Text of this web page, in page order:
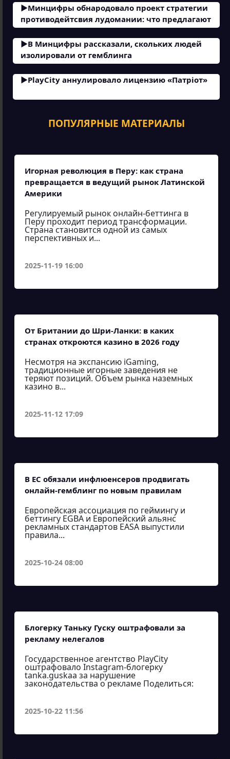
Минцифры обнародовало проект стратегии
противодейтсвия лудомании: что предлагают
В Минцифры рассказали, скольких людей
изолировали от гемблинга
PlayCity аннулировало лицензию «Патріот»
ПОПУЛЯРНЫЕ МАТЕРИАЛЫ
Игорная революция в Перу: как страна
превращается в ведущий рынок Латинской
Америки
Регулируемый рынок онлайн-беттинга в
Перу проходит период трансформации.
Страна становится одной из самых
перспективных и...
2025-11-19 16:00
От Британии до Шри-Ланки: в каких
странах откроются казино в 2026 году
Несмотря на экспансию iGaming,
традиционные игорные заведения не
теряют позиций. Объем рынка наземных
казино в...
2025-11-12 17:09
В ЕС обязали инфлюенсеров продвигать
онлайн-гемблинг по новым правилам
Европейская ассоциация по геймингу и
беттингу EGBA и Европейский альянс
рекламных стандартов EASA выпустили
правила...
2025-10-24 08:00
Блогерку Таньку Гуску оштрафовали за
рекламу нелегалов
Государственное агентство PlayCity
оштрафовало Instagram-блогерку
tanka.guskaa за нарушение
законодательства о рекламе Поделиться:
2025-10-22 11:56